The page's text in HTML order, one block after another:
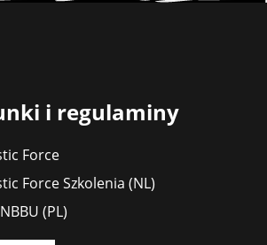
i regulaminy
Force
Force Szkolenia (NL)
(PL)